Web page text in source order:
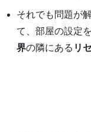
それでも問題が
て、部屋の設定
界の隣にある リ